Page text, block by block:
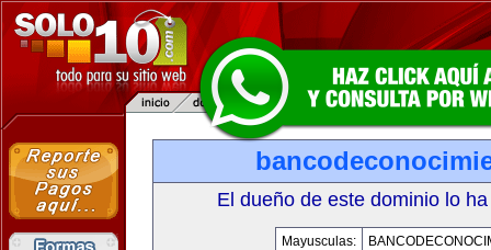
El dueño de este dominio lo
Mayusculas: